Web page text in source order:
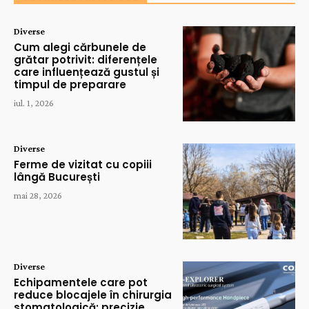
Diverse
Cum alegi cărbunele de
grătar potrivit: diferențele
care influențează gustul și
timpul de preparare
iul. 1, 2026
Diverse
Ferme de vizitat cu copiii
lângă București
mai 28, 2026
Diverse
Echipamentele care pot
reduce blocajele în chirurgia